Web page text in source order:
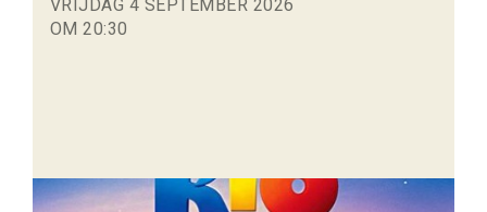
VRIJDAG 4 SEPTEMBER 2026
OM 20:30